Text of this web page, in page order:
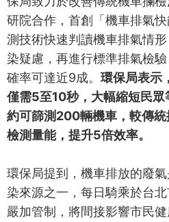
研院合作，首創「機車排氣
測技術快速判讀機車排氣情
染疑慮，再進行標準排氣檢
確率可達近9成。 環保局表示
僅需5至10秒，大幅縮短民眾
約可篩測200輛機車，較傳
檢測量能，提升5倍效率。
環保局提到，機車排放的廢
染來源之一，每日騎乘於台
嚴加管制，將間接影響市民